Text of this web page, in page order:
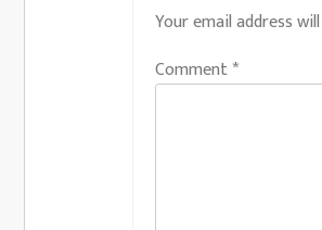
Your email address
Comment*